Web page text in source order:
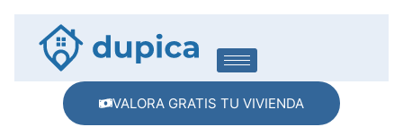
VALORA GRATIS TU VIVIENDA